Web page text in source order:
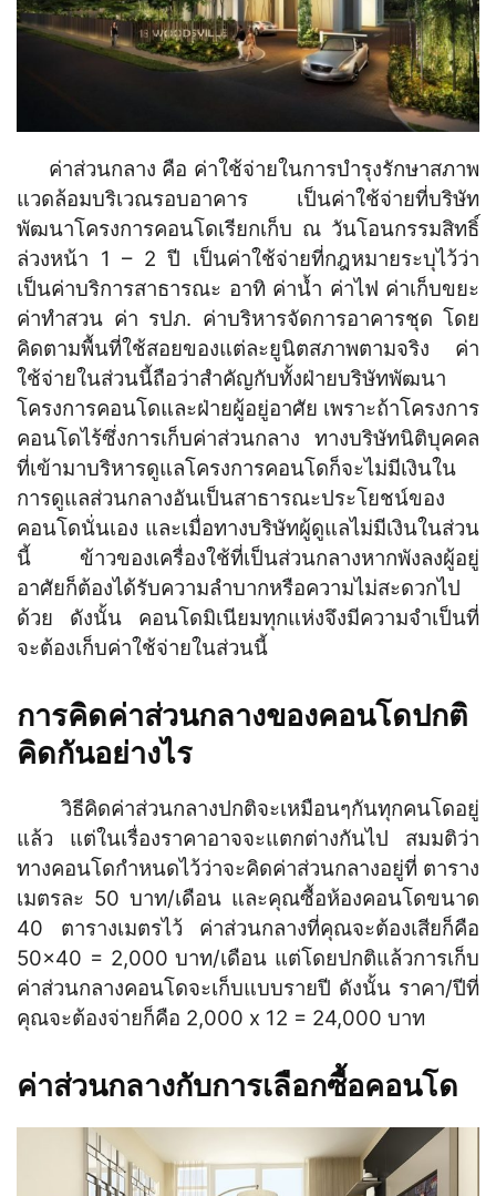
ค่าส่วนกลาง คือ ค่าใช้จ่ายในการบำรุงรักษาสภาพ
แวดล้อมบริเวณรอบอาคาร เป็นค่าใช้จ่ายที่บริษัท
พัฒนาโครงการคอนโดเรียกเก็บ ณ วันโอนกรรมสิทธิ์
ล่วงหน้า 1 – 2 ปี เป็นค่าใช้จ่ายที่กฎหมายระบุไว้ว่า
เป็นค่าบริการสาธารณะ อาทิ ค่าน้ำ ค่าไฟ ค่าเก็บขยะ
ค่าทำสวน ค่า รปภ. ค่าบริหารจัดการอาคารชุด โดย
คิดตามพื้นที่ใช้สอยของแต่ละยูนิตสภาพตามจริง ค่า
ใช้จ่ายในส่วนนี้ถือว่าสำคัญกับทั้งฝ่ายบริษัทพัฒนา
โครงการคอนโดและฝ่ายผู้อยู่อาศัย เพราะถ้าโครงการ
คอนโดไร้ซึ่งการเก็บค่าส่วนกลาง ทางบริษัทนิติบุคคล
ที่เข้ามาบริหารดูแลโครงการคอนโดก็จะไม่มีเงินใน
การดูแลส่วนกลางอันเป็นสาธารณะประโยชน์ของ
คอนโดนั่นเอง และเมื่อทางบริษัทผู้ดูแลไม่มีเงินในส่วน
นี้ ข้าวของเครื่องใช้ที่เป็นส่วนกลางหากพังลงผู้อยู่
อาศัยก็ต้องได้รับความลำบากหรือความไม่สะดวกไป
ด้วย ดังนั้น คอนโดมิเนียมทุกแห่งจึงมีความจำเป็นที่
จะต้องเก็บค่าใช้จ่ายในส่วนนี้
การคิดค่าส่วนกลางของคอนโดปกติ
คิดกันอย่างไร
วิธีคิดค่าส่วนกลางปกติจะเหมือนๆกันทุกคนโดอยู่
แล้ว แต่ในเรื่องราคาอาจจะแตกต่างกันไป สมมติว่า
ทางคอนโดกำหนดไว้ว่าจะคิดค่าส่วนกลางอยู่ที่ ตาราง
เมตรละ 50 บาท/เดือน และคุณซื้อห้องคอนโดขนาด
40 ตารางเมตรไว้ ค่าส่วนกลางที่คุณจะต้องเสียก็คือ
50×40 = 2,000 บาท/เดือน แต่โดยปกติแล้วการเก็บ
ค่าส่วนกลางคอนโดจะเก็บแบบรายปี ดังนั้น ราคา/ปีที่
คุณจะต้องจ่ายก็คือ 2,000 x 12 = 24,000 บาท
ค่าส่วนกลางกับการเลือกซื้อคอนโด